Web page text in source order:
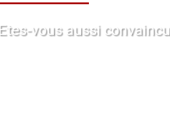
Etes-vous aussi